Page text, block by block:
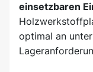
einsetzbaren
optimal an